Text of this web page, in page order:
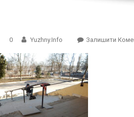
0 Yuzhny.info Залишити